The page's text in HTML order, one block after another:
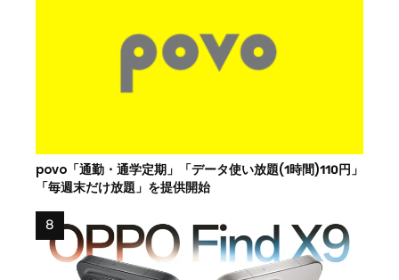
povo「通勤・通学定期」「データ使い放題(1時間)110円」
「毎週末だけ放題」を提供開始